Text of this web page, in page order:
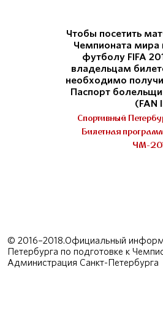
Чтобы посетить
Чемпионата мира
футболу FIFA
владельцам
необходимо
Паспорт
(FAN
Спортивный
Билетная
ЧМ-
© 2016–2018.Официальный
Петербурга по подготовке к
Администрация Санкт-Петербурга